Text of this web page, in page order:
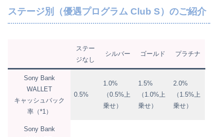
ステージ別（優遇プログラム Club S）のご紹介
ステー
ジなし
シルバー ゴールド プラチナ
Sony Bank
WALLET
キャッシュバック
率（*1）
0.5%
1.0%
（0.5%上
乗せ）
1.5%
（1.0%上
乗せ）
2.0%
（1.5%上
乗せ）
Sony Bank